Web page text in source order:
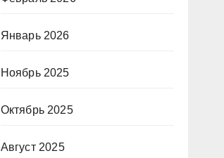
Январь 2026
Ноябрь 2025
Октябрь 2025
Август 2025